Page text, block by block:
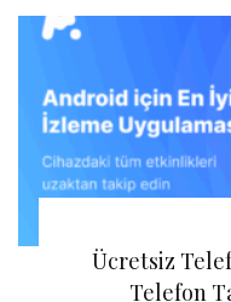
Ücretsiz
Telefon